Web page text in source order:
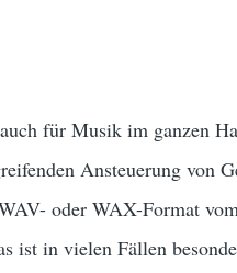
für Musik im ganzen
Ansteuerung von
oder WAX-Format
ist in vielen Fällen